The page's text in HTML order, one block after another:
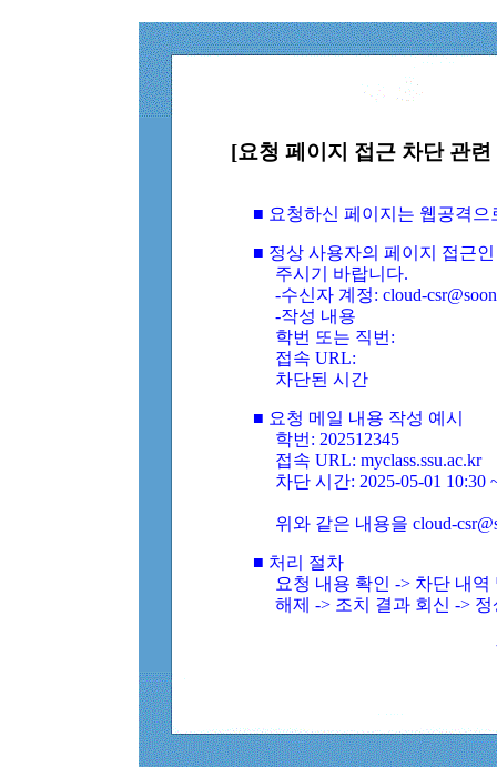
[요청 페이지 접근 차단 관
■ 요청하신 페이지는 웹공격
■ 정상 사용자의 페이지 접근
주시기 바랍니다.
-수신자 계정: cloud-
-작성 내용
학번 또는 직번:
접속 URL:
차단된 시간
■ 요청 메일 내용 작성 예시
학번: 202512345
접속 URL: myclass.ssu.ac.kr
차단 시간: 2025-05-01 10:30
위와 같은 내용을 cloud-
■ 처리 절차
요청 내용 확인 -> 차단 내
해제 -> 조치 결과 회신 ->